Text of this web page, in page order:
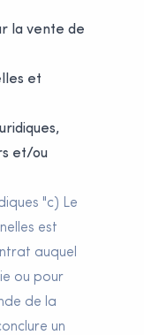
la vente de
et
et/ou
"c) Le
est
auquel
ou pour
de la
un